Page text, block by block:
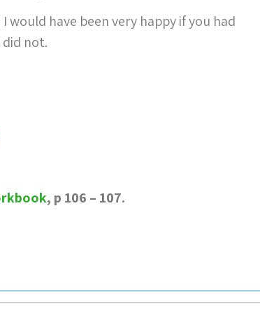
I would have been very happy if you had
not.
, p 106 – 107.